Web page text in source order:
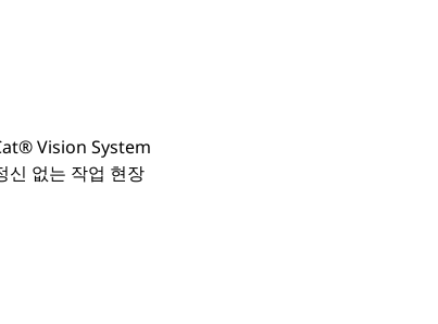
Vision System
없는 작업 현장